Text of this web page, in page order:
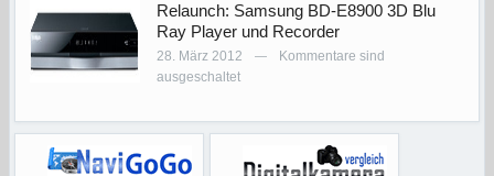
Relaunch: Samsung BD-E8900 3D Blu
Ray Player und Recorder
28. März 2012 —
Kommentare sind
ausgeschaltet